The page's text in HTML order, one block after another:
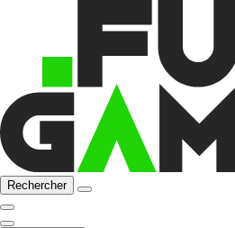
Rechercher